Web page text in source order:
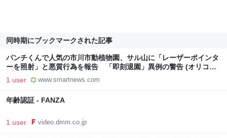
同時期にブックマークされた記事
パンチくんで人気の市川市動植物園、サル山に「レーザーポインタ
ーを照射」と悪質行為を報告 「即刻退園」異例の警告 (オリコン
ニュース)
1 user www.smartnews.com
年齢認証 - FANZA
1 user video.dmm.co.jp